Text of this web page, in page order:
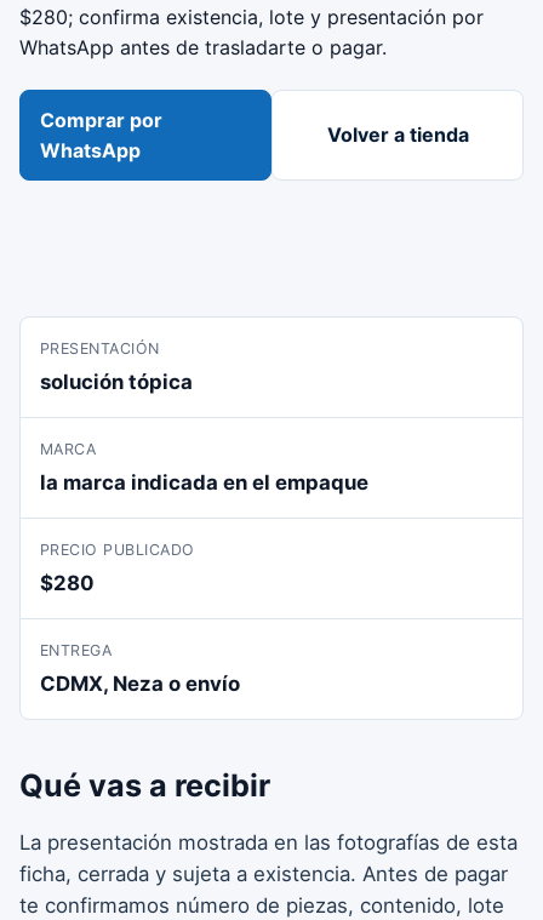
$280; confirma existencia, lote y presentación por
WhatsApp antes de trasladarte o pagar.
Comprar por
WhatsApp
Volver a tienda
PRESENTACIÓN
solución tópica
MARCA
la marca indicada en el empaque
PRECIO PUBLICADO
$280
ENTREGA
CDMX, Neza o envío
Qué vas a recibir
La presentación mostrada en las fotografías de esta
ficha, cerrada y sujeta a existencia. Antes de pagar
te confirmamos número de piezas, contenido, lote